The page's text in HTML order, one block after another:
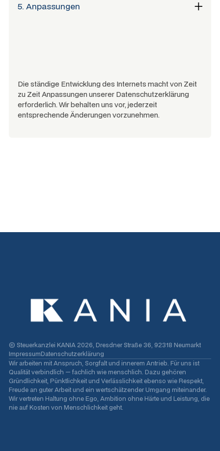
5. Anpassungen
Die ständige Entwicklung des Internets macht von Zeit
zu Zeit Anpassungen unserer Datenschutzerklärung
erforderlich. Wir behalten uns vor, jederzeit
entsprechende Änderungen vorzunehmen.
© Steuerkanzlei KANIA 2026, Dresdner Straße 36, 92318 Neumarkt
ImpressumDatenschutzerklärung
Wir arbeiten mit Anspruch, Sorgfalt und innerem Antrieb. Für uns ist
Qualität verbindlich — fachlich wie menschlich. Dazu gehören
Gründlichkeit, Pünktlichkeit und Verlässlichkeit ebenso wie Respekt,
Freude an guter Arbeit und ein wertschätzender Umgang miteinander.
Wir vertreten Haltung ohne Ego, Ambition ohne Härte und Leistung, die
nie auf Kosten von Menschlichkeit geht.